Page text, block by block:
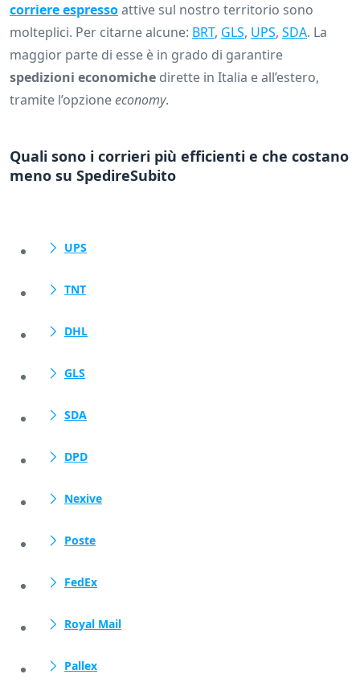
corriere espressoattive sul nostro territorio sono
molteplici. Per citarne alcune: BRT, GLS, UPS, SDA. La
maggior parte di esse è in grado di garantire
spedizioni economiche dirette in Italia e all’estero,
tramite l’opzioneeconomy.
Quali sono i corrieri più efficienti e che costano
meno su SpedireSubito
UPS
TNT
DHL
GLS
SDA
DPD
Nexive
Poste
FedEx
Royal Mail
Pallex